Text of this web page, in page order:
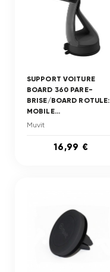
SUPPORT VOITURE
BOARD 360 PARE-
BRISE/BOARD ROTULE:
MOBILE...
Muvit
16,99 €